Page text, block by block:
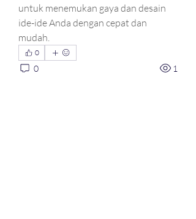
untuk menemukan gaya dan desain
ide-ide Anda dengan cepat dan
mudah.
0
0 1